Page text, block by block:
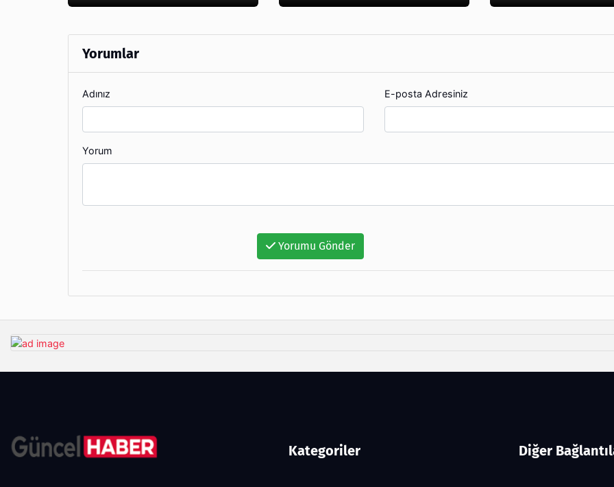
Yorumlar
Adınız E-posta Adresiniz
Yorum
Yorumu Gönder
Kategoriler Diğer